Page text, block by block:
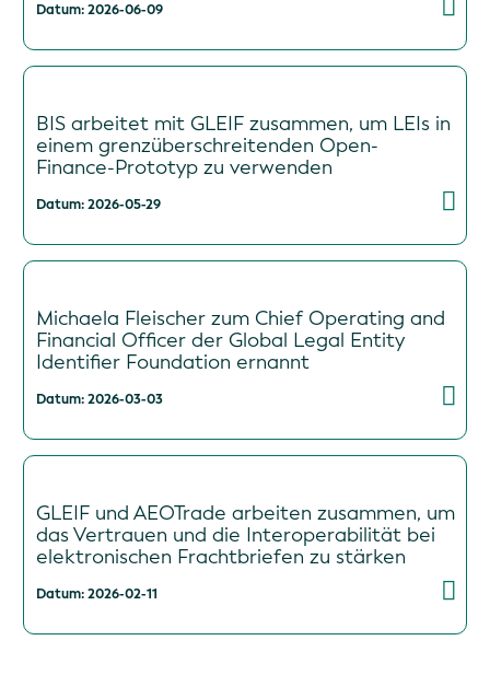
Datum: 2026-06-09
BIS arbeitet mit GLEIF zusammen, um LEIs in
einem grenzüberschreitenden Open-
Finance-Prototyp zu verwenden
Datum: 2026-05-29
Michaela Fleischer zum Chief Operating and
Financial Officer der Global Legal Entity
Identifier Foundation ernannt
Datum: 2026-03-03
GLEIF und AEOTrade arbeiten zusammen, um
das Vertrauen und die Interoperabilität bei
elektronischen Frachtbriefen zu stärken
Datum: 2026-02-11